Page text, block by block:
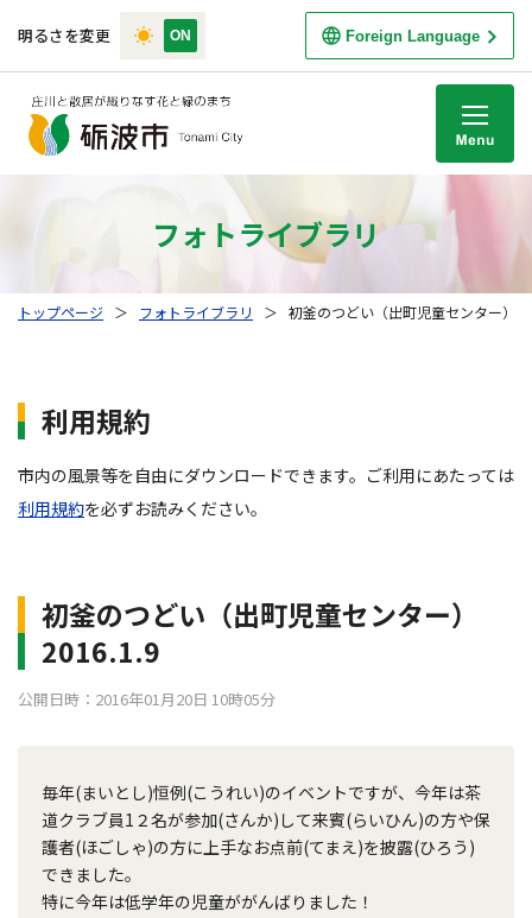
明るさを変更 Foreign Language
フォトライブラリ
トップページ ＞ フォトライブラリ ＞ 初釜のつどい（出町児童センター）
利用規約
市内の風景等を自由にダウンロードできます。ご利用にあたっては
利用規約を必ずお読みください。
初釜のつどい（出町児童センター）
2016.1.9
公開日時：2016年01月20日 10時05分
毎年(まいとし)恒例(こうれい)のイベントですが、今年は茶
道クラブ員1２名が参加(さんか)して来賓(らいひん)の方や保
護者(ほごしゃ)の方に上手なお点前(てまえ)を披露(ひろう)
できました。
特に今年は低学年の児童ががんばりました！